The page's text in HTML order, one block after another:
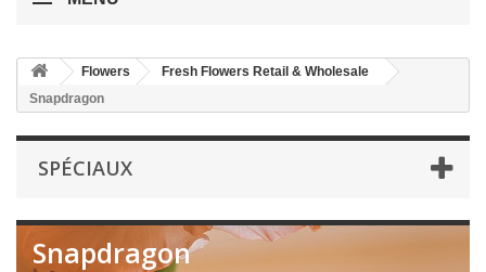
Flowers
Fresh Flowers Retail & Wholesale
Snapdragon
SPÉCIAUX
Snapdragon